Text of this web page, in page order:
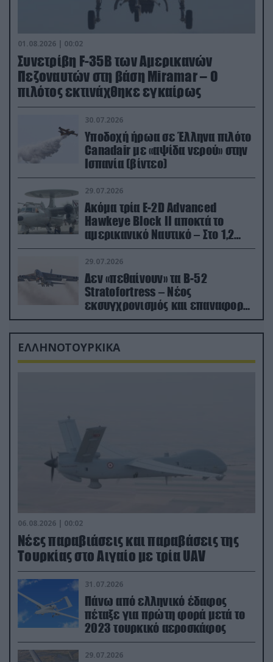
01.08.2026 | 00:02
Συνετρίβη F-35B των Αμερικανών
Πεζοναυτών στη βάση Miramar – Ο
πιλότος εκτινάχθηκε εγκαίρως
30.07.2026
Υποδοχή ήρωα σε Έλληνα πιλότο
Canadair με «αψίδα νερού» στην
Ισπανία (βίντεο)
29.07.2026
Ακόμα τρία E-2D Advanced
Hawkeye Block II αποκτά το
αμερικανικό Ναυτικό – Στο 1,2
δισ.δολάρια το κόστος
29.07.2026
Δεν «πεθαίνουν» τα Β-52
Stratofortress – Νέος
εκσυγχρονισμός και επαναφορά
από τα «νεκροταφεία»
ΕΛΛΗΝΟΤΟΥΡΚΙΚΑ
06.08.2026 | 00:02
Νέες παραβιάσεις και παραβάσεις της
Τουρκίας στο Αιγαίο με τρία UAV
31.07.2026
Πάνω από ελληνικό έδαφος
πέταξε για πρώτη φορά μετά το
2023 τουρκικό αεροσκάφος
29.07.2026